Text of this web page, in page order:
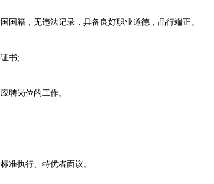
籍，无违法记录，具备良好职业道德，品行端正。
书;
岗位的工作。
执行、特优者面议。